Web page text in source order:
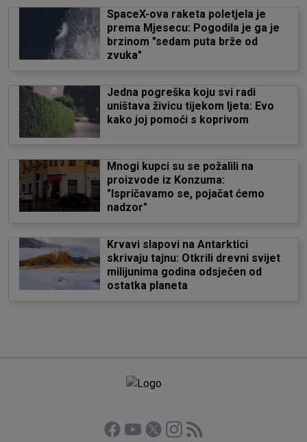
SpaceX-ova raketa poletjela je
prema Mjesecu: Pogodila je ga je
brzinom "sedam puta brže od
zvuka"
Jedna pogreška koju svi radi
uništava živicu tijekom ljeta: Evo
kako joj pomoći s koprivom
Mnogi kupci su se požalili na
proizvode iz Konzuma:
"Ispričavamo se, pojačat ćemo
nadzor"
Krvavi slapovi na Antarktici
skrivaju tajnu: Otkrili drevni svijet
milijunima godina odsječen od
ostatka planeta